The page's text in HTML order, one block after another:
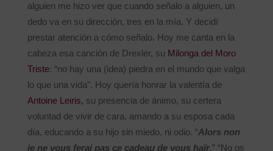
alguien me hizo ver que cuando señalo a alguien, un
dedo va en su dirección, tres en la mía. Y decidí
prestar atención a cómo señalo. Hoy me canta en la
cabeza esa canción de Drexler, su Milonga del Moro
Triste: “no hay una (idea) piedra en el mundo que valga
lo que una vida”. Hoy quería honrar la valentía de
Antoine Leiris, su presencia de ánimo, su certera
voluntad de vivir de cara, amando a su esposa cada
día, educando a su hijo sin miedo, ni odio. “Alors non
je ne vous ferai pas ce cadeau de vous haïr.” “No os